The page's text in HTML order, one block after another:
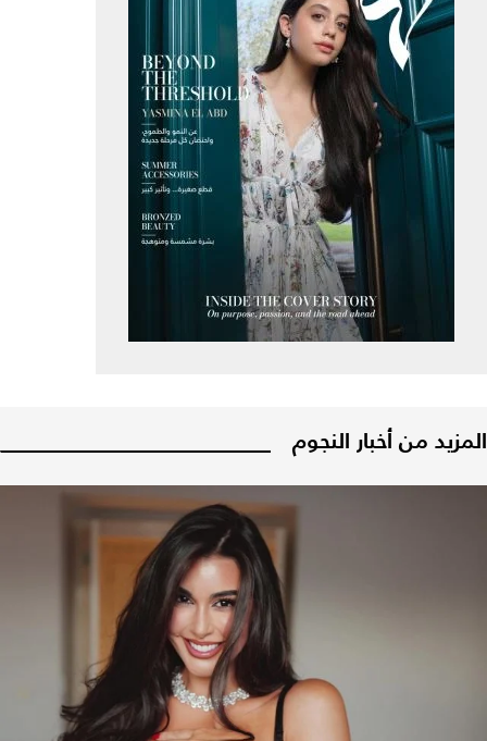
المزيد من أخبار النجوم